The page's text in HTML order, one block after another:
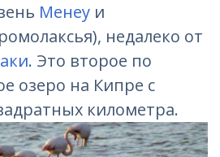
Менеу и
недалеко от
. Это второе по
озеро на Кипре c
километра.